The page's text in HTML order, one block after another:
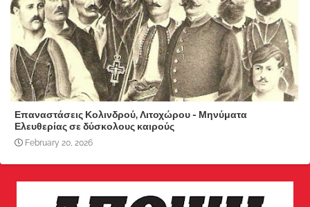
Επαναστάσεις Κολινδρού, Λιτοχώρου - Μηνύματα
Ελευθερίας σε δύσκολους καιρούς
February 20, 2026